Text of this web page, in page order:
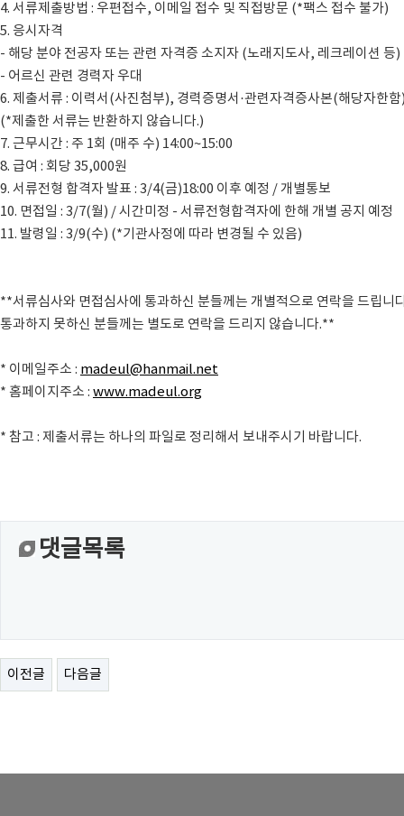
4. 서류제출방법 : 우편접수, 이메일 접수 및 직접방문 (*팩스 접수 불가)
5. 응시자격
- 해당 분야 전공자 또는 관련 자격증 소지자 (노래지도사, 레크레이션 등)
- 어르신 관련 경력자 우대
6. 제출서류 : 이력서(사진첨부), 경력증명서·관련자격증사본(해당자한함
(*제출한 서류는 반환하지 않습니다.)
7. 근무시간 : 주 1회 (매주 수) 14:00~15:00
8. 급여 : 회당 35,000원
9. 서류전형 합격자 발표 : 3/4(금)18:00 이후 예정 / 개별통보
10. 면접일 : 3/7(월) / 시간미정 - 서류전형합격자에 한해 개별 공지 예정
11. 발령일 : 3/9(수) (*기관사정에 따라 변경될 수 있음)
**서류심사와 면접심사에 통과하신 분들께는 개별적으로 연락을 드립니
통과하지 못하신 분들께는 별도로 연락을 드리지 않습니다.**
* 이메일주소 : madeul@hanmail.net
* 홈페이지주소 : www.madeul.org
* 참고 : 제출서류는 하나의 파일로 정리해서 보내주시기 바랍니다.
댓글목록
이전글 다음글